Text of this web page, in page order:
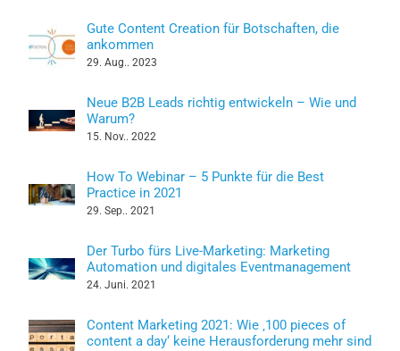
Gute Content Creation für Botschaften, die
ankommen
29. Aug.. 2023
Neue B2B Leads richtig entwickeln – Wie und
Warum?
15. Nov.. 2022
How To Webinar – 5 Punkte für die Best
Practice in 2021
29. Sep.. 2021
Der Turbo fürs Live-Marketing: Marketing
Automation und digitales Eventmanagement
24. Juni. 2021
Content Marketing 2021: Wie ‚100 pieces of
content a day‘ keine Herausforderung mehr sind